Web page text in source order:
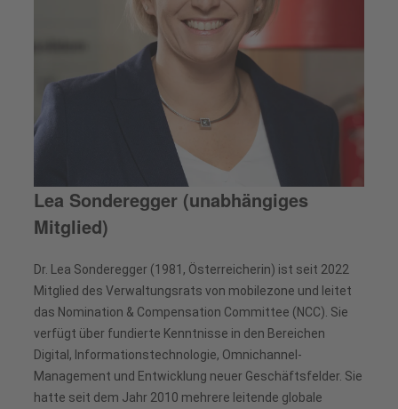
Lea Sonderegger (unabhängiges
Mitglied)
Dr. Lea Sonderegger (1981, Österreicherin) ist seit 2022
Mitglied des Verwaltungsrats von mobilezone und leitet
das Nomination & Compensation Committee (NCC). Sie
verfügt über fundierte Kenntnisse in den Bereichen
Digital, Informationstechnologie, Omnichannel-
Management und Entwicklung neuer Geschäftsfelder. Sie
hatte seit dem Jahr 2010 mehrere leitende globale